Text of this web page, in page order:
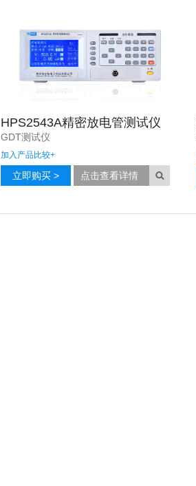
HPS2543A精密放电管测试仪
GDT测试仪
加入产品比较+
立即购买 > 点击查看详情